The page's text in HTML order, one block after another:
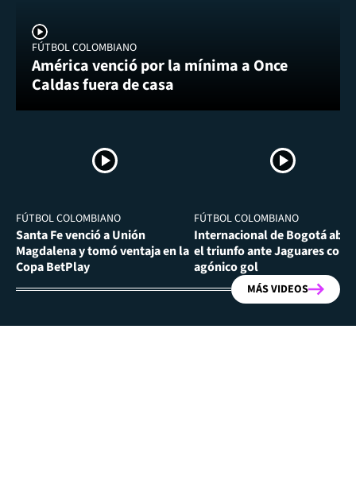
FÚTBOL COLOMBIANO
América venció por la mínima a Once
Caldas fuera de casa
FÚTBOL COLOMBIANO
Santa Fe venció a Unión
Magdalena y tomó ventaja en la
Copa BetPlay
FÚTBOL COLOMBIANO
Internacional de Bogotá
el triunfo ante Jaguares con
agónico gol
MÁS VIDEOS